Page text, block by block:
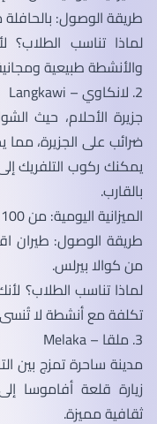
طريقة الوصول: بالحافلة من
لماذا تناسب الطلاب؟
والأنشطة طبيعية
2. لانكاوي – Langkawi
جزيرة الأحلام، حيث
ضرائب على الجزيرة،
يمكنك ركوب التلفريك
بالقارب.
الميزانية اليومية: من 100 إلى 150 رينغيت.
طريقة الوصول: طيران
من كوالا بيرلس.
لماذا تناسب الطلاب؟
تكلفة مع أنشطة لا
3. ملقا – Melaka
مدينة ساحرة تمزج بين
زيارة قلعة أفاموسا
ثقافية مميزة.